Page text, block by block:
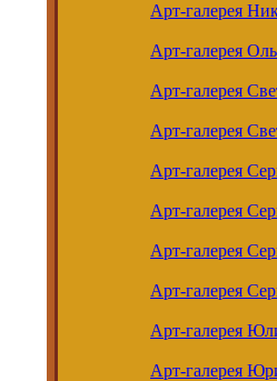
Арт-галерея
Арт-галерея
Арт-галерея
Арт-галерея
Арт-галерея
Арт-галерея
Арт-галерея
Арт-галерея
Арт-галерея
Арт-галерея